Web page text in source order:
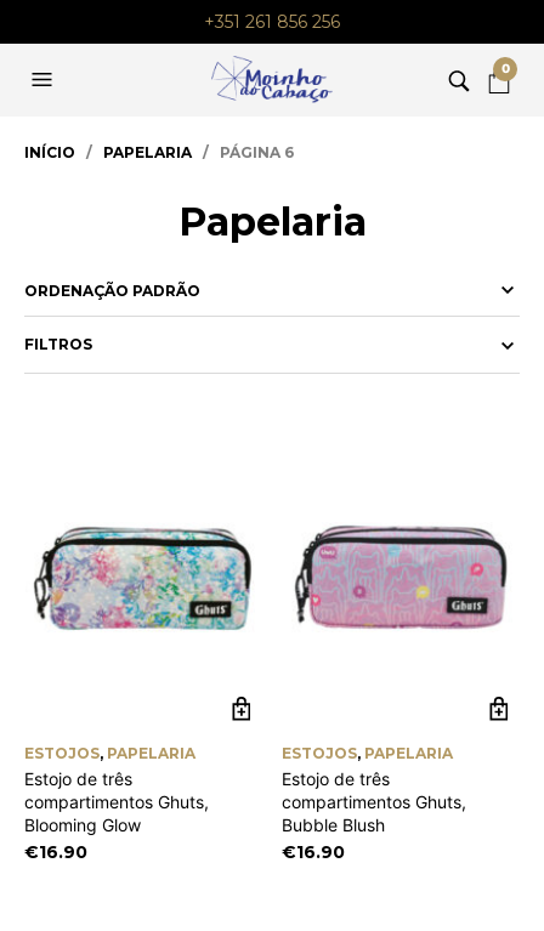
+351 261 856 256
0
INÍCIO / PAPELARIA/ PÁGINA 6
Papelaria
FILTROS
ESTOJOS, PAPELARIA
Estojo de três
compartimentos Ghuts,
Blooming Glow
€16.90
ESTOJOS, PAPELARIA
Estojo de três
compartimentos Ghuts,
Bubble Blush
€16.90